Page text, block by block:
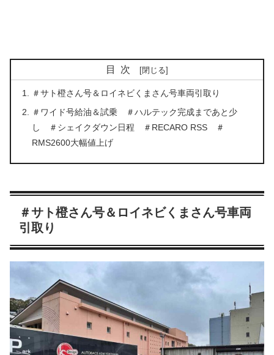
目次
＃サト橙さん号＆ロイネビくまさん号車両引取り
＃ワイド号給油＆試乗 ＃ハルテック完成まであと少
し ＃シェイクダウン日程 ＃RECARO RSS ＃
RMS2600大幅値上げ
＃サト橙さん号＆ロイネビくまさん号車両
引取り